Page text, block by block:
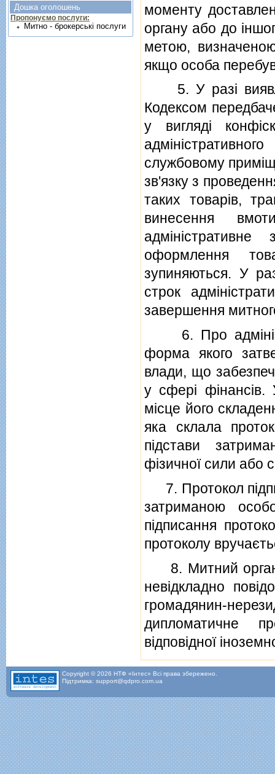
моменту
органу або до
метою,
якщо особа
5. У разi
Кодексом
у виглядi
службовому
зв'язку з
таких товарiв,
винесення
оформлення
зупиняються. У
строк
завершення
6. Про
форма якого
влади, що
у сферi фiнансiв.
мiсце його
яка склала
пiдстави
фiзичної сили або
7. Протокол
затриманою
пiдписання
протоколу
8. Митний орган,
невiдкладно
громадянин-
дипломатичне
вiдповiдної
Дошка оголошень
Пропонуємо послуги:
Митно - брокерські послуги
Copyright © 2026 НТФ «Інтес» Всі права збережено.
Підтримка: support@qdpro.com.ua